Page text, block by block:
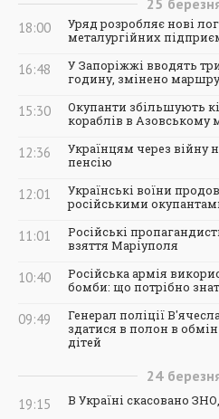
25
18:00
Уряд розробляє нові
металургійних
16:48
У Запоріжжі вводять
годину, змінено
15:30
Окупанти збільшують
кораблів в Азовському
12:36
Українцям через війну
пенсію
12:01
Українські воїни
російськими
11:01
Російські
взяття Маріуполя
10:40
Російська армія
бомби: що потрібно
09:49
Генерал поліції
здатися в полон в
дітей
24
19:15 В Україні скасовано